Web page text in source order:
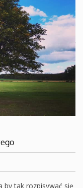
by tak rozpisywać się